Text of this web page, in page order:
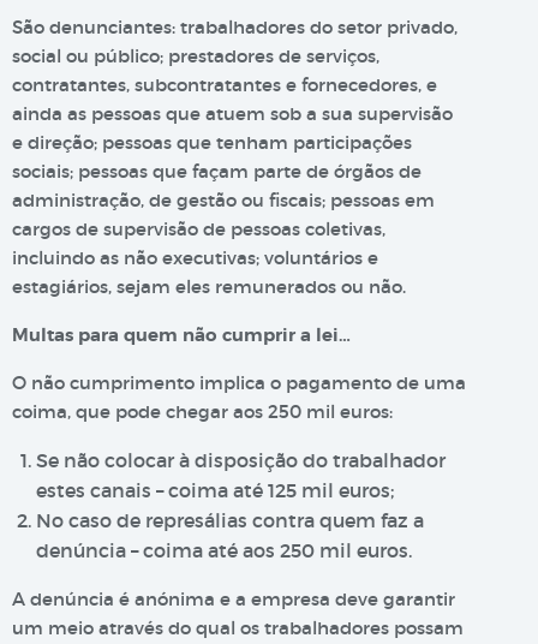
São denunciantes: trabalhadores do setor privado,
social ou público; prestadores de serviços,
contratantes, subcontratantes e fornecedores, e
ainda as pessoas que atuem sob a sua supervisão
e direção; pessoas que tenham participações
sociais; pessoas que façam parte de órgãos de
administração, de gestão ou fiscais; pessoas em
cargos de supervisão de pessoas coletivas,
incluindo as não executivas; voluntários e
estagiários, sejam eles remunerados ou não.
Multas para quem não cumprir a lei…
O não cumprimento implica o pagamento de uma
coima, que pode chegar aos 250 mil euros:
Se não colocar à disposição do trabalhador
estes canais – coima até 125 mil euros;
No caso de represálias contra quem faz a
denúncia – coima até aos 250 mil euros.
A denúncia é anónima e a empresa deve garantir
um meio através do qual os trabalhadores possam